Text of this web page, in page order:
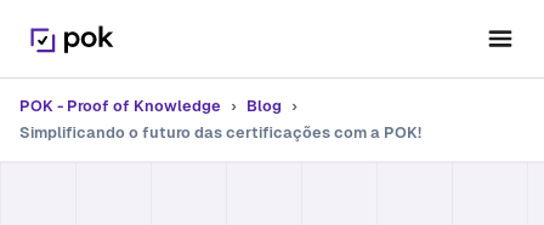
POK - Proof of Knowledge › Blog
›
Simplificando o futuro das certificações com a POK!